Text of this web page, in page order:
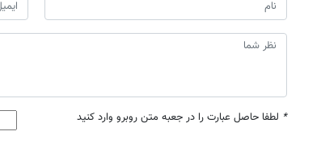
* لطفا حاصل عبارت را در جعبه متن روبرو وارد کنید